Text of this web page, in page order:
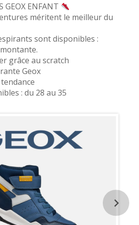
GEOX ENFANT
méritent le meilleur du
sont disponibles :
grâce au scratch
Geox
: du 28 au 35